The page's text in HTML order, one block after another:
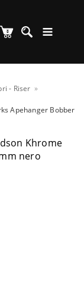
- Riser
Apehanger Bobber